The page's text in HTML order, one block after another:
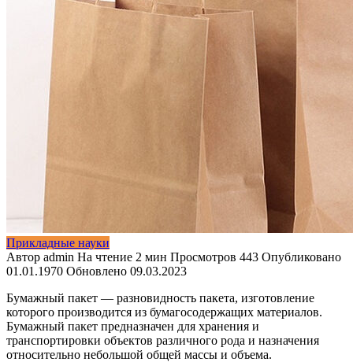
Прикладные науки
Автор admin На чтение 2 мин Просмотров 443 Опубликовано
01.01.1970 Обновлено 09.03.2023
Бумажный пакет — разновидность пакета, изготовление
которого производится из бумагосодержащих материалов.
Бумажный пакет предназначен для хранения и
транспортировки объектов различного рода и назначения
относительно небольшой общей массы и объема.